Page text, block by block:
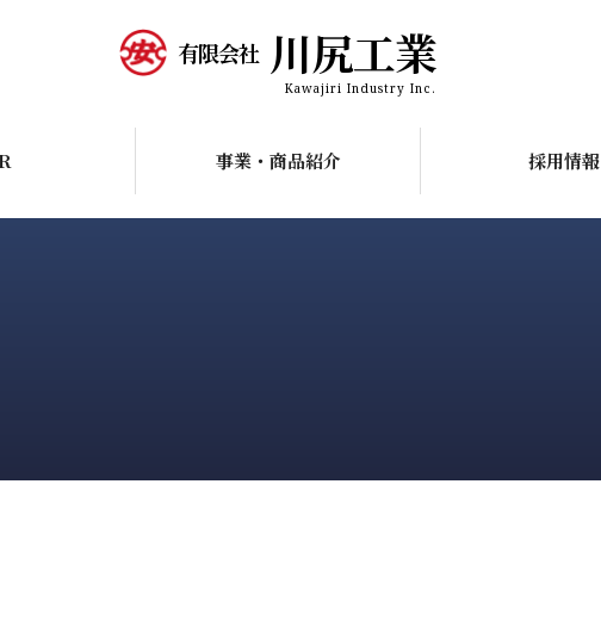
有限会社 川尻工業
Kawajiri Industry Inc.
事業・商品紹介 採用情報